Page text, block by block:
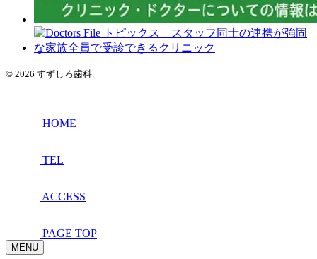
© 2026 すずしろ歯科.
HOME
TEL
ACCESS
PAGE TOP
MENU